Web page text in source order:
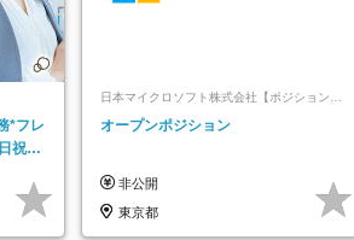
*フレ
祝休
日本マイクロソフト株式会社【ポジションマ
ッチ登録】
オープンポジション
非公開
東京都